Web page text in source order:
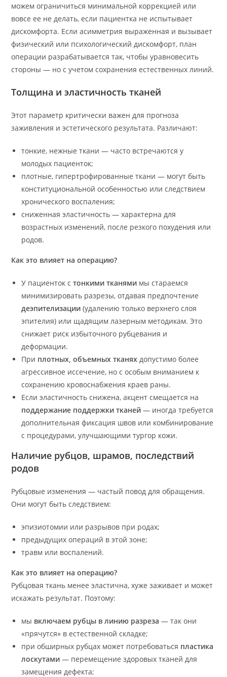
можем ограничиться минимальной коррекцией или
вовсе ее не делать, если пациентка не испытывает
дискомфорта. Если асимметрия выраженная и вызывает
физический или психологический дискомфорт, план
операции разрабатывается так, чтобы уравновесить
стороны — но с учетом сохранения естественных линий.
Толщина и эластичность тканей
Этот параметр критически важен для прогноза
заживления и эстетического результата. Различают:
тонкие, нежные ткани — часто встречаются у
молодых пациенток;
плотные, гипертрофированные ткани — могут быть
конституциональной особенностью или следствием
хронического воспаления;
сниженная эластичность — характерна для
возрастных изменений, после резкого похудения или
родов.
Как это влияет на операцию?
У пациенток стонкими тканями мы стараемся
минимизировать разрезы, отдавая предпочтение
деэпителизации (удалению только верхнего слоя
эпителия) или щадящим лазерным методикам. Это
снижает риск избыточного рубцевания и
деформации.
При плотных, объемных тканях допустимо более
агрессивное иссечение, но с особым вниманием к
сохранению кровоснабжения краев раны.
Если эластичность снижена, акцент смещается на
поддержание поддержки тканей — иногда требуется
дополнительная фиксация швов или комбинирование
с процедурами, улучшающими тургор кожи.
Наличие рубцов, шрамов, последствий
родов
Рубцовые изменения — частый повод для обращения.
Они могут быть следствием:
эпизиотомии или разрывов при родах;
предыдущих операций в этой зоне;
травм или воспалений.
Как это влияет на операцию?
Рубцовая ткань менее эластична, хуже заживает и может
искажать результат. Поэтому:
мы включаем рубцы в линию разреза — так они
«прячутся» в естественной складке;
при обширных рубцах может потребоваться пластика
лоскутами — перемещение здоровых тканей для
замещения дефекта;